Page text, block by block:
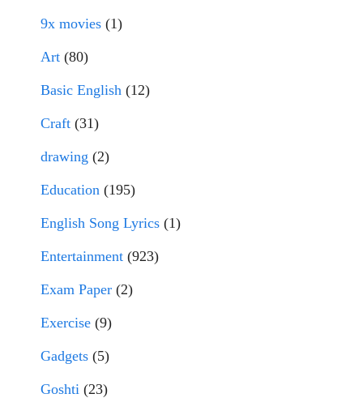
9x movies (1)
Art (80)
Basic English (12)
Craft (31)
drawing (2)
Education (195)
English Song Lyrics (1)
Entertainment (923)
Exam Paper (2)
Exercise (9)
Gadgets (5)
Goshti (23)